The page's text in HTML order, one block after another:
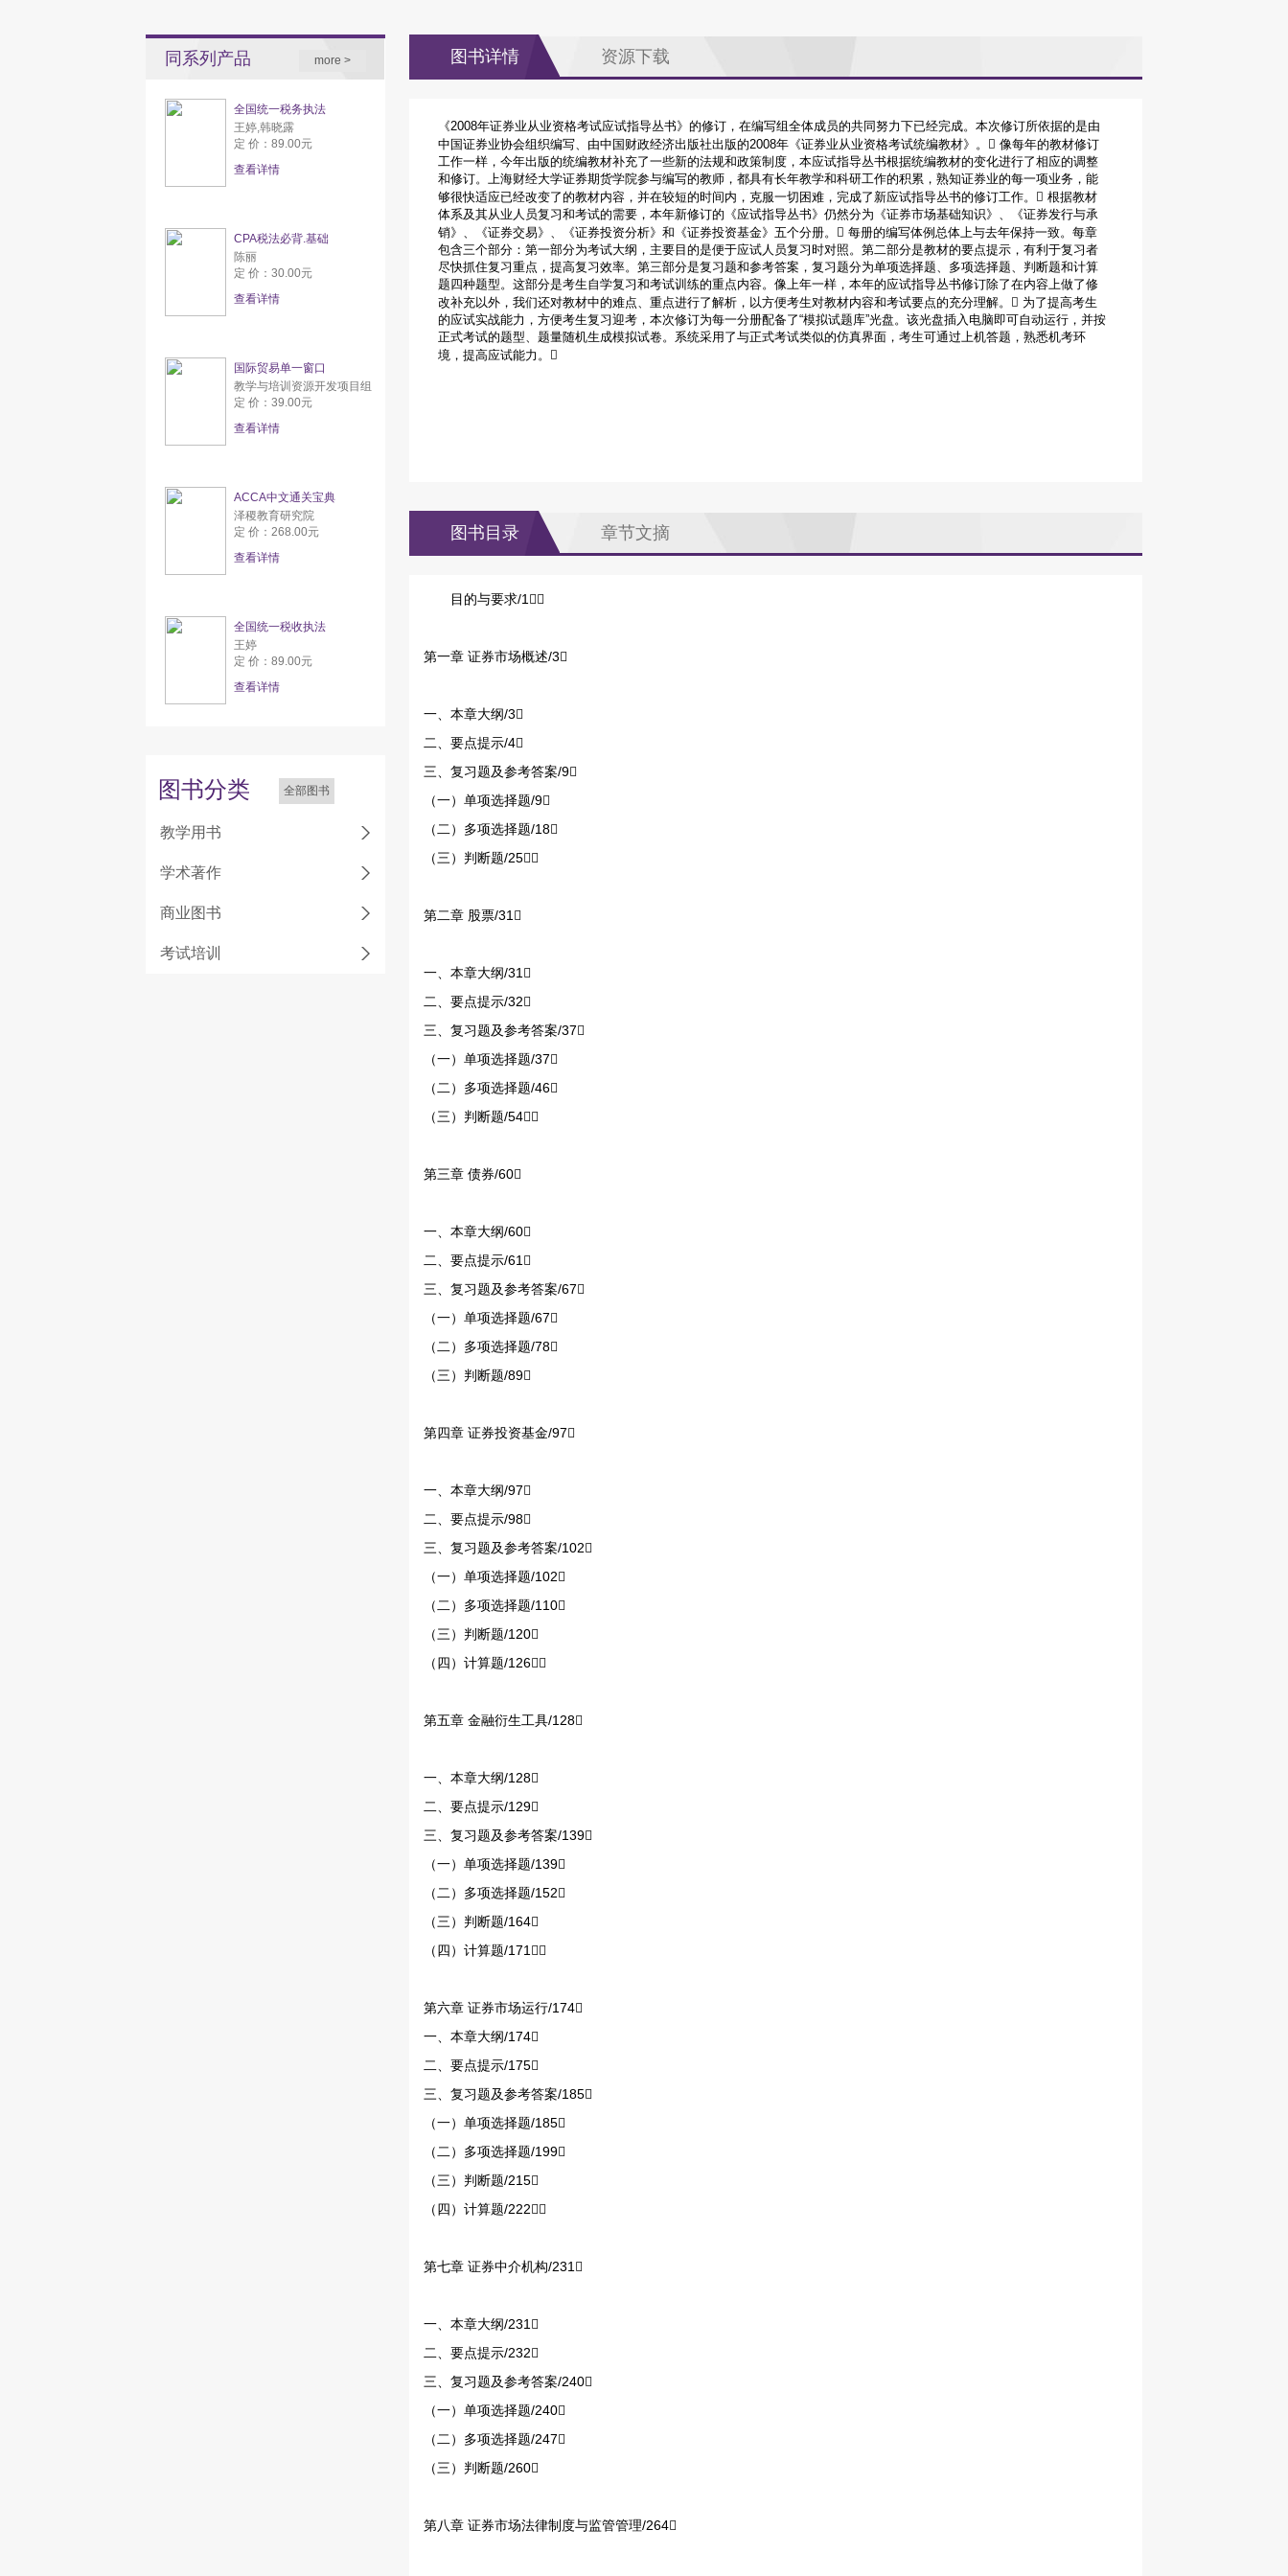
同系列产品 more >
全国统一税务执法
王婷,韩晓露
定 价：89.00元
查看详情
CPA税法必背.基础
陈丽
定 价：30.00元
查看详情
国际贸易单一窗口
教学与培训资源开发项目组
定 价：39.00元
查看详情
ACCA中文通关宝典
泽稷教育研究院
定 价：268.00元
查看详情
全国统一税收执法
王婷
定 价：89.00元
查看详情
图书分类 全部图书
教学用书
学术著作
商业图书
考试培训
图书详情 资源下载
《2008年证券业从业资格考试应试指导丛书》的修订，在编写组全体成员的共同努力下已经完成。本次修订所依据的是由
中国证券业协会组织编写、由中国财政经济出版社出版的2008年《证券业从业资格考试统编教材》。 像每年的教材修订
工作一样，今年出版的统编教材补充了一些新的法规和政策制度，本应试指导丛书根据统编教材的变化进行了相应的调整
和修订。上海财经大学证券期货学院参与编写的教师，都具有长年教学和科研工作的积累，熟知证券业的每一项业务，能
够很快适应已经改变了的教材内容，并在较短的时间内，克服一切困难，完成了新应试指导丛书的修订工作。 根据教材
体系及其从业人员复习和考试的需要，本年新修订的《应试指导丛书》仍然分为《证券市场基础知识》、《证券发行与承
销》、《证券交易》、《证券投资分析》和《证券投资基金》五个分册。 每册的编写体例总体上与去年保持一致。每章
包含三个部分：第一部分为考试大纲，主要目的是便于应试人员复习时对照。第二部分是教材的要点提示，有利于复习者
尽快抓住复习重点，提高复习效率。第三部分是复习题和参考答案，复习题分为单项选择题、多项选择题、判断题和计算
题四种题型。这部分是考生自学复习和考试训练的重点内容。像上年一样，本年的应试指导丛书修订除了在内容上做了修
改补充以外，我们还对教材中的难点、重点进行了解析，以方便考生对教材内容和考试要点的充分理解。 为了提高考生
的应试实战能力，方便考生复习迎考，本次修订为每一分册配备了“模拟试题库”光盘。该光盘插入电脑即可自动运行，并按
正式考试的题型、题量随机生成模拟试卷。系统采用了与正式考试类似的仿真界面，考生可通过上机答题，熟悉机考环
境，提高应试能力。
图书目录 章节文摘
目的与要求/1
第一章 证券市场概述/3
一、本章大纲/3
二、要点提示/4
三、复习题及参考答案/9
（一）单项选择题/9
（二）多项选择题/18
（三）判断题/25
第二章 股票/31
一、本章大纲/31
二、要点提示/32
三、复习题及参考答案/37
（一）单项选择题/37
（二）多项选择题/46
（三）判断题/54
第三章 债券/60
一、本章大纲/60
二、要点提示/61
三、复习题及参考答案/67
（一）单项选择题/67
（二）多项选择题/78
（三）判断题/89
第四章 证券投资基金/97
一、本章大纲/97
二、要点提示/98
三、复习题及参考答案/102
（一）单项选择题/102
（二）多项选择题/110
（三）判断题/120
（四）计算题/126
第五章 金融衍生工具/128
一、本章大纲/128
二、要点提示/129
三、复习题及参考答案/139
（一）单项选择题/139
（二）多项选择题/152
（三）判断题/164
（四）计算题/171
第六章 证券市场运行/174
一、本章大纲/174
二、要点提示/175
三、复习题及参考答案/185
（一）单项选择题/185
（二）多项选择题/199
（三）判断题/215
（四）计算题/222
第七章 证券中介机构/231
一、本章大纲/231
二、要点提示/232
三、复习题及参考答案/240
（一）单项选择题/240
（二）多项选择题/247
（三）判断题/260
第八章 证券市场法律制度与监管管理/264